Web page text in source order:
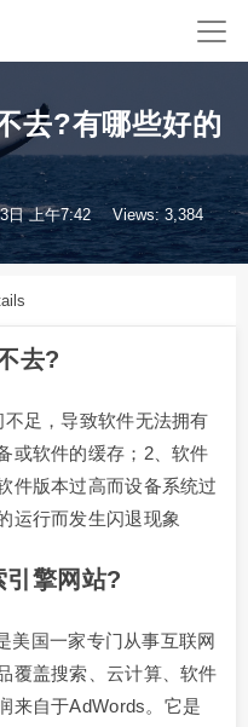
去?有哪些好的
日 上午7:42 Views: 3,384
去?
足，导致软件无法拥有
或软件的缓存；2、软件
件版本过高而设备系统过
运行而发生闪退现象
引擎网站?
美国一家专门从事互联网
覆盖搜索、云计算、软件
来自于AdWords。它是